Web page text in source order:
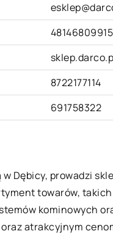
48146809915
8722177114
691758322
w Dębicy, prowadzi
towarów,
kominowych
atrakcyjnym